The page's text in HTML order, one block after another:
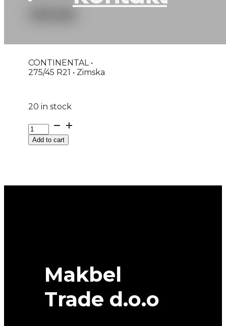
CONTINENTAL •
275/45 R21 • Zimska
20 in stock
G275/45R21
110V
XLAdd to cart
Makbel
Trade d.o.o